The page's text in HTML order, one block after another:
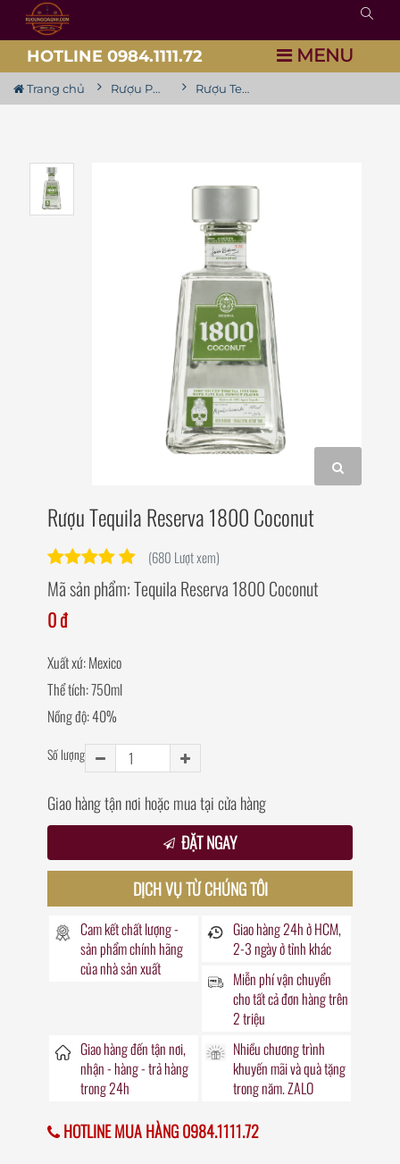
HOTLINE 0984.1111.72 MENU
Trang chủ Rượu Pha Chế Rượu Tequila Reserva 1800 Coconut
Rượu Tequila Reserva 1800 Coconut
(680 Lượt xem)
Mã sản phẩm:Tequila Reserva 1800 Coconut
0 đ
Xuất xứ: Mexico
Thể tích: 750ml
Nồng độ: 40%
Số lượng
Giao hàng tận nơi hoặc mua tại cửa hàng
ĐẶT NGAY
DỊCH VỤ TỪ CHÚNG TÔI
Cam kết chất lượng -
sản phẩm chính hãng
của nhà sản xuất
Giao hàng24hở HCM,
2-3 ngày ở tỉnh khác
Miễn phí vận chuyển
cho tất cả đơn hàng trên
2 triệu
Giao hàng đếntận nơi,
nhận - hàng - trả hàng
trong24h
Nhiều chương trình
khuyến mãivà quà tặng
trong năm. ZALO
HOTLINE MUA HÀNG 0984.1111.72